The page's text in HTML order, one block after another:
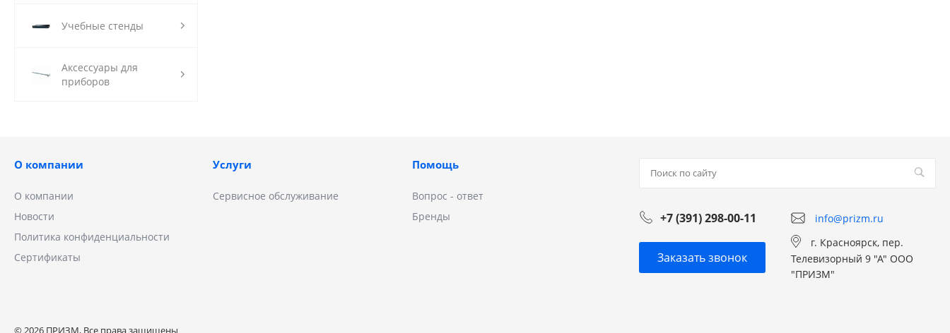
Учебные стенды
Аксессуары для
приборов
О компании
О компании
Новости
Политика конфиденциальности
Сертификаты
Услуги
Сервисное обслуживание
Помощь
Вопрос - ответ
Бренды
+7 (391) 298-00-11 info@prizm.ru
Заказать звонок
г. Красноярск, пер.
Телевизорный 9 "А" ООО
"ПРИЗМ"
© 2026 ПРИЗМ, Все права защищены